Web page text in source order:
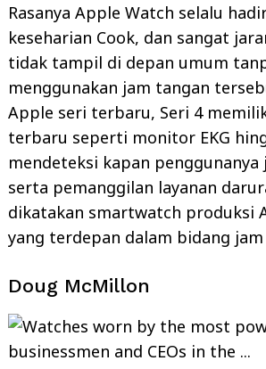
Rasanya Apple Watch selalu
keseharian Cook, dan sangat
tidak tampil di depan umum
menggunakan jam tangan
Apple seri terbaru, Seri 4
terbaru seperti monitor EKG
mendeteksi kapan
serta pemanggilan layanan
dikatakan smartwatch produksi
yang terdepan dalam bidang
Doug McMillon